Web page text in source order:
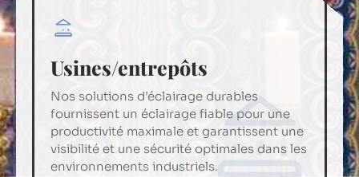
Espace de bureau
Transformez votre espace de travail en un
environnement productif et inspirant
grâce à nos solutions d’éclairage de
bureau, qui allient éclairage optimal et
efficacité énergétique.
Usines/entrepôts
Nos solutions d’éclairage durables
fournissent un éclairage fiable pour une
productivité maximale et garantissent une
visibilité et une sécurité optimales dans les
environnements industriels.